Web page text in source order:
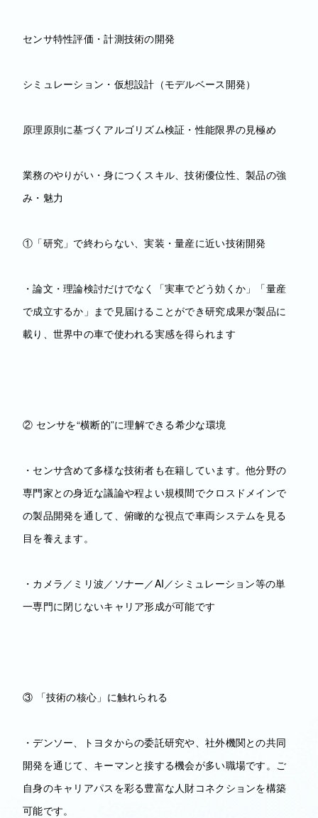
センサ特性評価・計測技術の開発
シミュレーション・仮想設計（モデルベース開発）
原理原則に基づくアルゴリズム検証・性能限界の見極め
業務のやりがい・身につくスキル、技術優位性、製品の強
み・魅力
①「研究」で終わらない、実装・量産に近い技術開発
・論文・理論検討だけでなく「実車でどう効くか」「量産
で成立するか」まで見届けることができ研究成果が製品に
載り、世界中の車で使われる実感を得られます
② センサを“横断的”に理解できる希少な環境
・センサ含めて多様な技術者も在籍しています。他分野の
専門家との身近な議論や程よい規模間でクロスドメインで
の製品開発を通して、俯瞰的な視点で車両システムを見る
目を養えます。
・カメラ／ミリ波／ソナー／AI／シミュレーション等の単
一専門に閉じないキャリア形成が可能です
③ 「技術の核心」に触れられる
・デンソー、トヨタからの委託研究や、社外機関との共同
開発を通じて、キーマンと接する機会が多い職場です。ご
自身のキャリアパスを彩る豊富な人財コネクションを構築
可能です。